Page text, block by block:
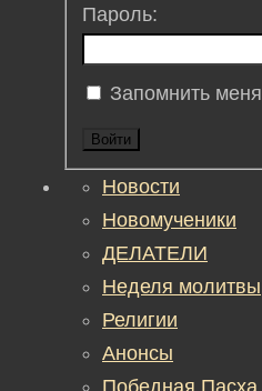
Пароль:
Запомнить меня
Войти
Новости
Новомученики
ДЕЛАТЕЛИ
Неделя молитвы
Религии
Анонсы
Победная Пасха